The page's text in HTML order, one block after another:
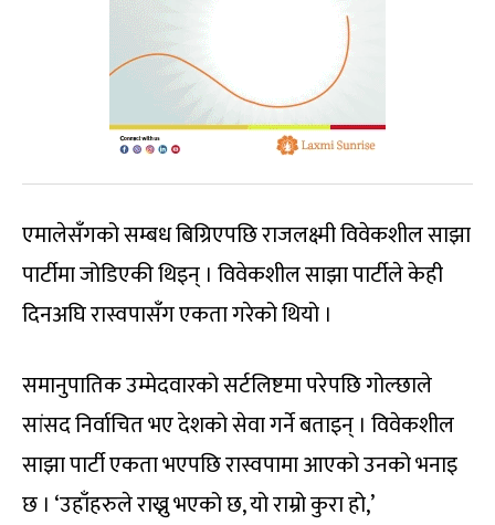
एमालेसँगको सम्बध बिग्रिएपछि राजलक्ष्मी विवेकशील साझा
पार्टीमा जोडिएकी थिइन् । विवेकशील साझा पार्टीले केही
दिनअघि रास्वपासँग एकता गरेको थियो ।
समानुपातिक उम्मेदवारको सर्टलिष्टमा परेपछि गोल्छाले
सांसद निर्वाचित भए देशको सेवा गर्ने बताइन् । विवेकशील
साझा पार्टी एकता भएपछि रास्वपामा आएको उनको भनाइ
छ । ‘उहाँहरुले राख्नु भएको छ, यो राम्रो कुरा हो,’